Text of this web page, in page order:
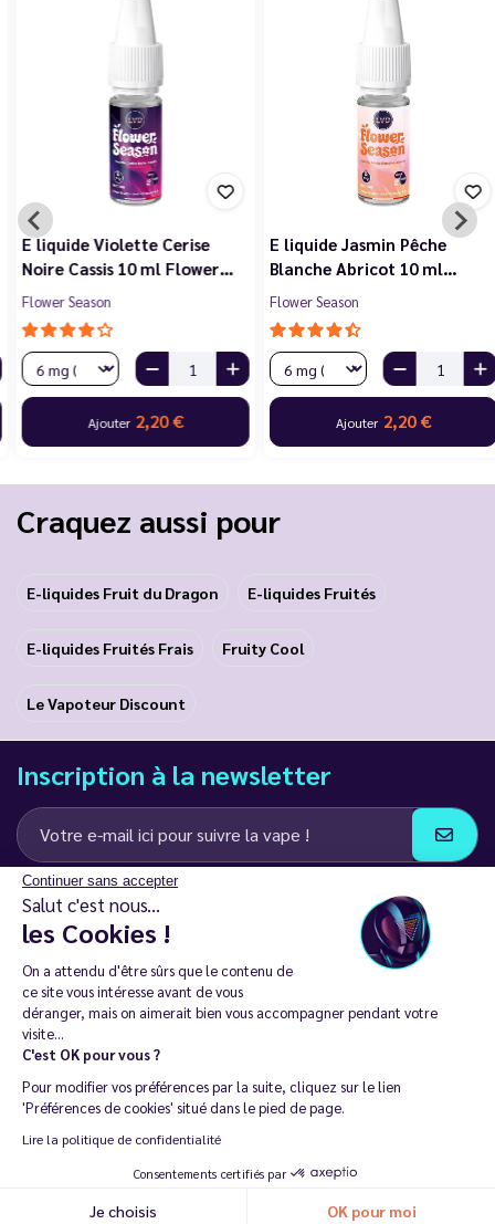
Continuer sans accepter
Salut c'est nous...
les Cookies !
On a attendu d'être sûrs que le contenu de
ce site vous intéresse avant de vous
déranger, mais on aimerait bien vous accompagner pendant votre
visite...
C'est OK pour vous ?
Pour modifier vos préférences par la suite, cliquez sur le lien
'Préférences de cookies' situé dans le pied de page.
Lire la politique de confidentialité
Consentements certifiés par
Je choisis OK pour moi
E liquide Violette Cerise
Noire Cassis 10 ml Flower…
Flower Season
Ajouter2,20 €
E liquide Jasmin Pêche
Blanche Abricot 10 ml…
Flower Season
Ajouter2,20 €
Craquez aussi pour
E-liquides Fruit du Dragon E-liquides Fruités
E-liquides Fruités Frais Fruity Cool
Le Vapoteur Discount
Inscription à la newsletter
J’accepte de recevoir des communications e-mail et SMS de la part de
LD Groupe
Restez en contact
La vente de cigarette électronique est interdite chez les moins de
18 ans. 🔞
Copyright © 2014 - 2026 Le Vapoteur Discount - Tous droits
Ne vapotez pas si vous ne fumez pas.